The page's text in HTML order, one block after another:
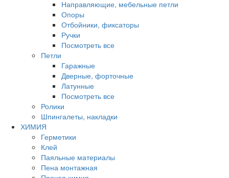
Направляющие, мебельные петли
Опоры
Отбойники, фиксаторы
Ручки
Посмотреть все
Петли
Гаражные
Дверные, форточные
Латунные
Посмотреть все
Ролики
Шпингалеты, накладки
ХИМИЯ
Герметики
Клей
Паяльные материалы
Пена монтажная